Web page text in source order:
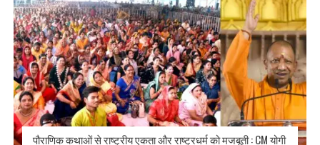
पौराणिक कथाओं से राष्ट्रीय एकता और राष्ट्रधर्म को मजबूती : CM योगी